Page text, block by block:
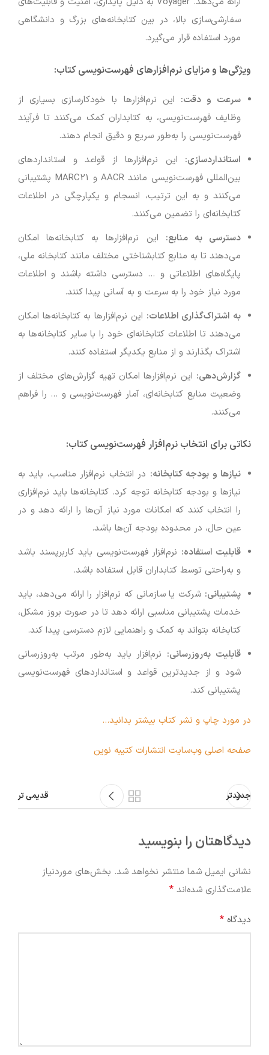
سفارشی‌سازی بالا، در بین کتابخانه‌های بزرگ و دانشگاهی
مورد استفاده قرار می‌گیرد.
ویژگی‌ها و مزایای نرم‌افزارهای فهرست‌نویسی کتاب:
سرعت و دقت: این نرم‌افزارها با خودکارسازی بسیاری از
وظایف فهرست‌نویسی، به کتابداران کمک می‌کنند تا فرآیند
فهرست‌نویسی را به‌طور سریع و دقیق انجام دهند.
استانداردسازی: این نرم‌افزارها از قواعد و استانداردهای
بین‌المللی فهرست‌نویسی مانند AACR و MARC21 پشتیبانی
می‌کنند و به این ترتیب، انسجام و یکپارچگی در اطلاعات
کتابخانه‌ای را تضمین می‌کنند.
دسترسی به منابع: این نرم‌افزارها به کتابخانه‌ها امکان
می‌دهند تا به منابع کتابشناختی مختلف مانند کتابخانه ملی،
پایگاه‌های اطلاعاتی و … دسترسی داشته باشند و اطلاعات
مورد نیاز خود را به سرعت و به آسانی پیدا کنند.
به اشتراک‌گذاری اطلاعات: این نرم‌افزارها به کتابخانه‌ها امکان
می‌دهند تا اطلاعات کتابخانه‌ای خود را با سایر کتابخانه‌ها به
اشتراک بگذارند و از منابع یکدیگر استفاده کنند.
گزارش‌دهی: این نرم‌افزارها امکان تهیه گزارش‌های مختلف از
وضعیت منابع کتابخانه‌ای، آمار فهرست‌نویسی و … را فراهم
می‌کنند.
نکاتی برای انتخاب نرم‌افزار فهرست‌نویسی کتاب:
نیازها و بودجه کتابخانه: در انتخاب نرم‌افزار مناسب، باید به
نیازها و بودجه کتابخانه توجه کرد. کتابخانه‌ها باید نرم‌افزاری
را انتخاب کنند که امکانات مورد نیاز آن‌ها را ارائه دهد و در
عین حال، در محدوده بودجه آن‌ها باشد.
قابلیت استفاده: نرم‌افزار فهرست‌نویسی باید کاربرپسند باشد
و به‌راحتی توسط کتابداران قابل استفاده باشد.
پشتیبانی: شرکت یا سازمانی که نرم‌افزار را ارائه می‌دهد، باید
خدمات پشتیبانی مناسبی ارائه دهد تا در صورت بروز مشکل،
کتابخانه بتواند به کمک و راهنمایی لازم دسترسی پیدا کند.
قابلیت به‌روزرسانی: نرم‌افزار باید به‌طور مرتب به‌روزرسانی
شود و از جدیدترین قواعد و استانداردهای فهرست‌نویسی
پشتیبانی کند.
در مورد چاپ و نشر کتاب بیشتر بدانید…
صفحه اصلی وب‌سایت انتشارات کتیبه نوین
جدیدتر قدیمی تر
دیدگاهتان را بنویسید
نشانی ایمیل شما منتشر نخواهد شد. بخش‌های موردنیاز
علامت‌گذاری شده‌اند *
دیدگاه *